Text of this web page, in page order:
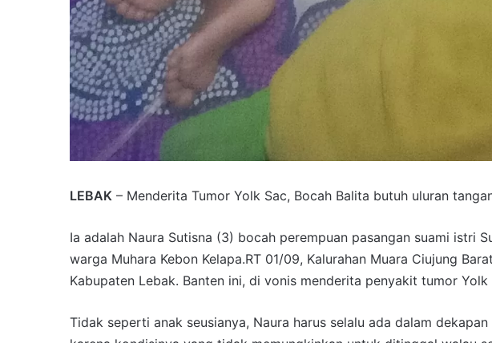
LEBAK – Menderita Tumor Yolk Sac, Bocah Balita butuh uluran
Ia adalah Naura Sutisna (3) bocah perempuan pasangan suami istri
warga Muhara Kebon Kelapa.RT 01/09, Kalurahan Muara Ciujung
Kabupaten Lebak. Banten ini, di vonis menderita penyakit tumor Yolk
Tidak seperti anak seusianya, Naura harus selalu ada dalam